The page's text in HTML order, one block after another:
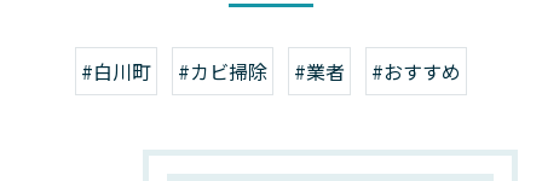
#白川町 #カビ掃除 #業者 #おすすめ